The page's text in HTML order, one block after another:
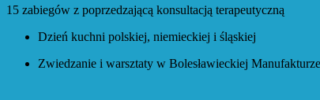
15 zabiegów z poprzedzającą konsultacją terapeutyczną
Dzień kuchni polskiej, niemieckiej i śląskiej
Zwiedzanie i warsztaty w Bolesławieckiej